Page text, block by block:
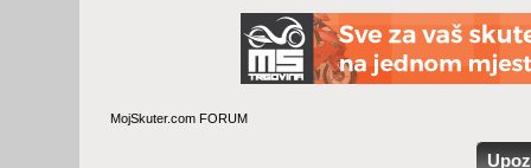
MojSkuter.com FORUM